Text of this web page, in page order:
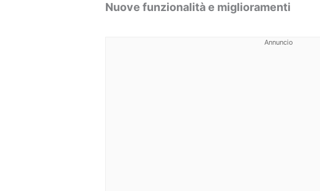
Nuove funzionalità e miglioramenti
Annuncio